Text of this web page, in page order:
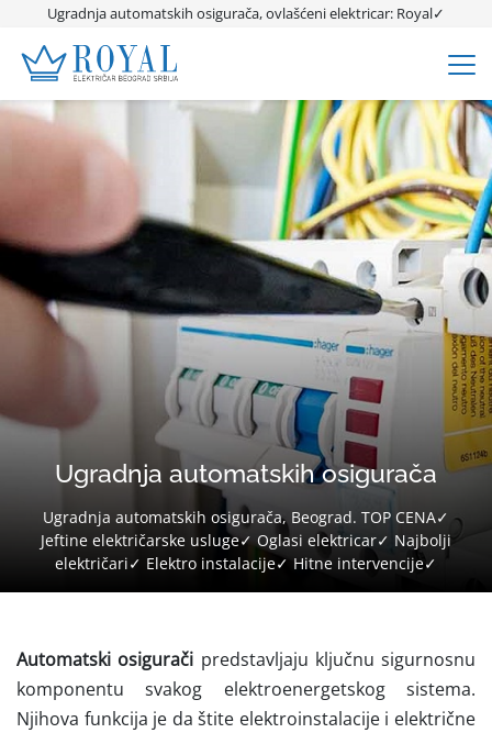
Ugradnja automatskih osigurača, ovlašćeni elektricar: Royal✓
Ugradnja automatskih osigurača
Ugradnja automatskih osigurača, Beograd. TOP CENA✓
Jeftine električarske usluge✓ Oglasi elektricar✓ Najbolji
električari✓ Elektro instalacije✓ Hitne intervencije✓
Automatski osigurači predstavljaju ključnu sigurnosnu
komponentu svakog elektroenergetskog sistema.
Njihova funkcija je da štite elektroinstalacije i električne